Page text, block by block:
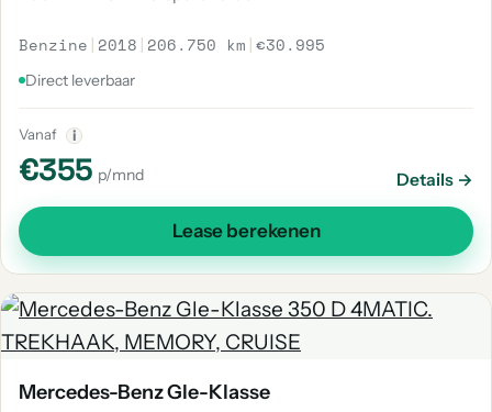
Benzine | 2018 | 206.750 km |€30.995
Direct leverbaar
Vanaf i
€355 p/mnd Details →
Lease berekenen
Mercedes-Benz Gle-Klasse